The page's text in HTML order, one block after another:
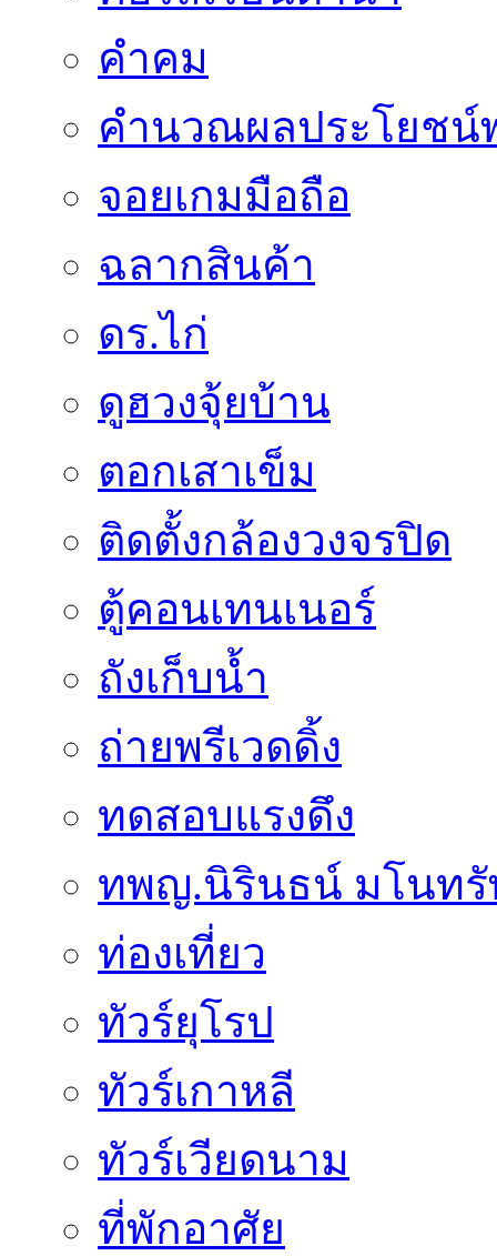
คำคม
คำนวณผลประโยชน์
จอยเกมมือถือ
ฉลากสินค้า
ดร.ไก่
ดูฮวงจุ้ยบ้าน
ตอกเสาเข็ม
ติดตั้งกล้องวงจรปิด
ตู้คอนเทนเนอร์
ถังเก็บน้ำ
ถ่ายพรีเวดดิ้ง
ทดสอบแรงดึง
ทพญ.นิรินธน์ มโนท
ท่องเที่ยว
ทัวร์ยุโรป
ทัวร์เกาหลี
ทัวร์เวียดนาม
ที่พักอาศัย